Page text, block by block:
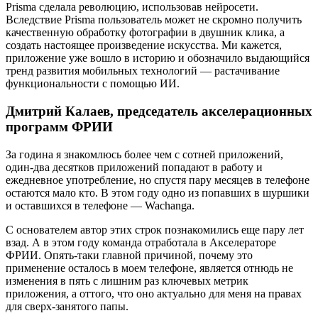
Prisma сделала революцию, использовав нейросети.
Вследствие Prisma пользователь может не скромно получить
качественную обработку фотографии в двушник клика, а
создать настоящее произведение искусства. Ми кажется,
приложение уже вошло в историю и обозначило выдающийся
тренд развития мобильных технологий — растачивание
функциональности с помощью ИИ.
Дмитрий Калаев, председатель акселерационных
программ ФРИИ
За година я знакомлюсь более чем с сотней приложений,
один-два десятков приложений попадают в работу и
ежедневное употребление, но спустя пару месяцев в телефоне
остаются мало кто. В этом году одно из попавших в шуршики
и оставшихся в телефоне — Wachanga.
С основателем автор этих строк познакомились еще пару лет
взад. А в этом году команда отработала в Акселераторе
ФРИИ. Опять-таки главной причиной, почему это
применение осталось в моем телефоне, является отнюдь не
изменения в пять с лишним раз ключевых метрик
приложения, а оттого, что оно актуально для меня на правах
для сверх-занятого папы.